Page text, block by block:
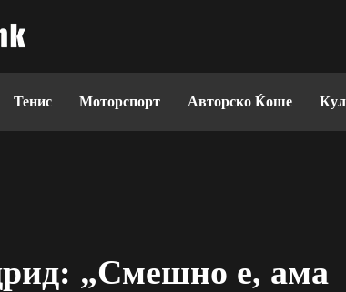
Тенис Моторспорт Авторско Ќоше
„Смешно е, ама